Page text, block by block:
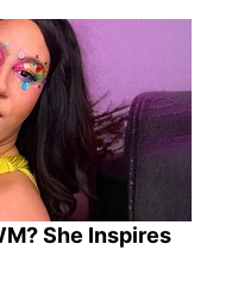
She Inspires